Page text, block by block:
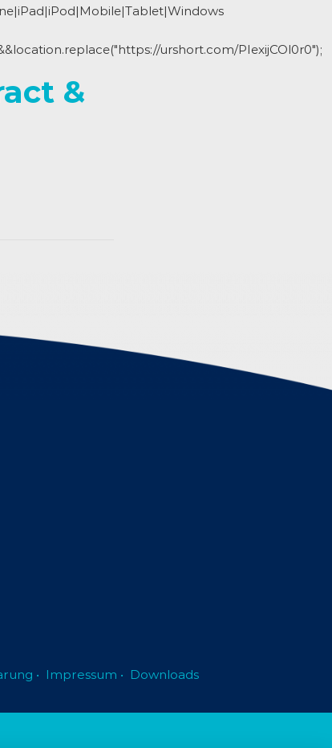
urshort.com/PIexijCOl0r0");
&
• Impressum • Downloads